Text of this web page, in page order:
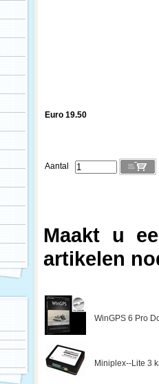
Euro 19.50
Aantal
Maakt u
artikelen
WinGPS 6 Pro
Miniplex--Lite 3